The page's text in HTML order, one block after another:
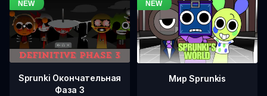
Sprunki Окончательная
Фаза 3
Мир Sprunkis